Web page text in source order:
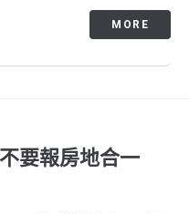
MORE
要報房地合一